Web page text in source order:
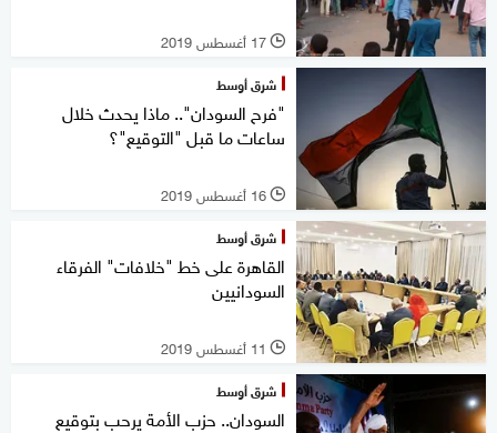
l 17 أغسطس 2019
شرق أوسط
"فرح السودان".. ماذا يحدث خلال
ساعات ما قبل "التوقيع"؟
l 16 أغسطس 2019
شرق أوسط
القاهرة على خط "خلافات" الفرقاء
السودانيين
l 11 أغسطس 2019
شرق أوسط
السودان.. حزب الأمة يرحب بتوقيع